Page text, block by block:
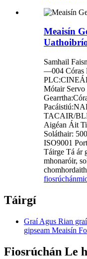
Meaisín
Samhail
—004 Córas
Mótair
TACAIR/
Aigéan Áit
Soláthair:
ISO9001
Táirge Tá ár
mhonaróir,
fiosrúchán
Táirgí
Graí Agus Rian
gipseam Meaisín
Fiosrúchán Le